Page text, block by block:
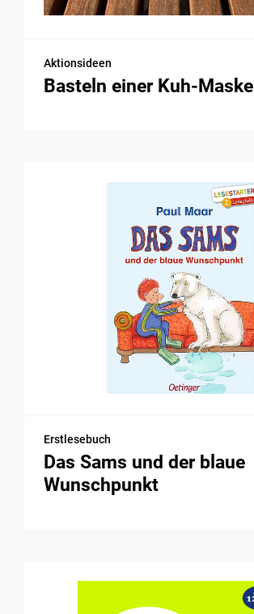
Aktionsideen
Basteln einer Kuh-Maske
Erstlesebuch
Das Sams und der blaue
Wunschpunkt